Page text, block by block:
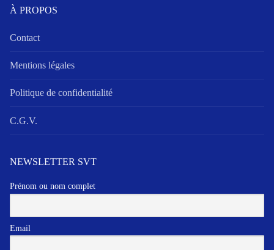
À PROPOS
Contact
Mentions légales
Politique de confidentialité
C.G.V.
NEWSLETTER SVT
Prénom ou nom complet
Email